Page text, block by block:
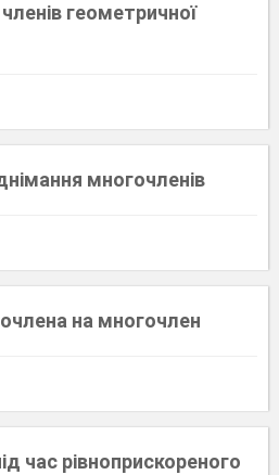
геометричної
многочленів
на многочлен
час рівноприскореного